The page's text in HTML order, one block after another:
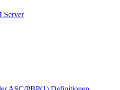
Server